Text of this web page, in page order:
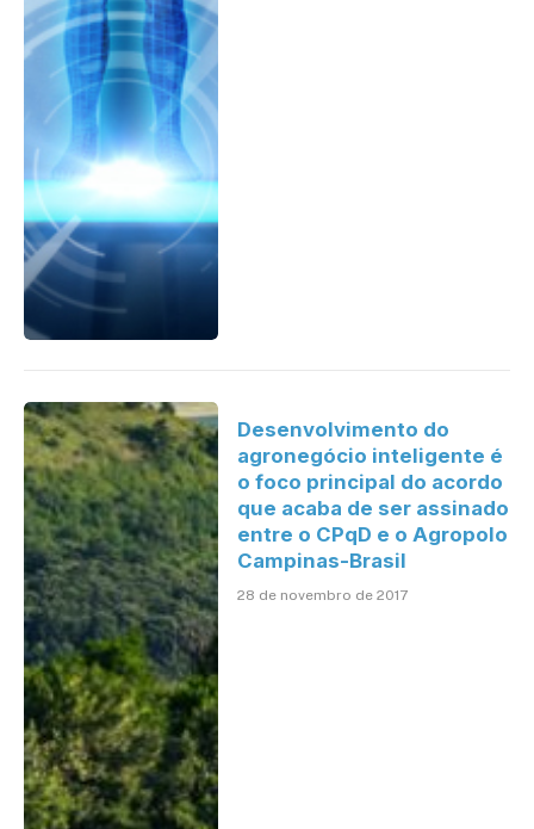
Desenvolvimento do
agronegócio inteligente é
o foco principal do acordo
que acaba de ser assinado
entre o CPqD e o Agropolo
Campinas-Brasil
28 de novembro de 2017